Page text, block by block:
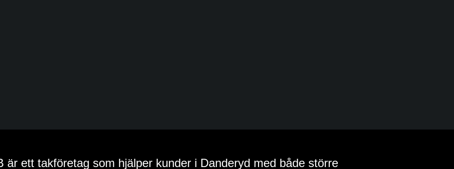
är ett takföretag som hjälper kunder i Danderyd med både större